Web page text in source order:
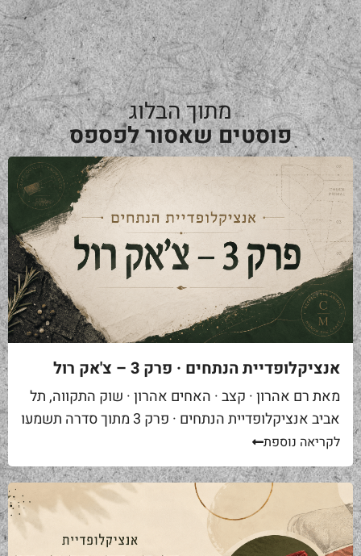
מתוך הבלוג
פוסטים שאסור לפספס
אנציקלופדיית הנתחים · פרק 3 – צ'אק רול
מאת רם אהרון · קצב · האחים אהרון · שוק התקווה, תל
אביב אנציקלופדיית הנתחים · פרק 3 מתוך סדרה תשמעו
סיפור. אתם באים לאחת ממסעדות הבשר הטובות...
לקריאה נוספת